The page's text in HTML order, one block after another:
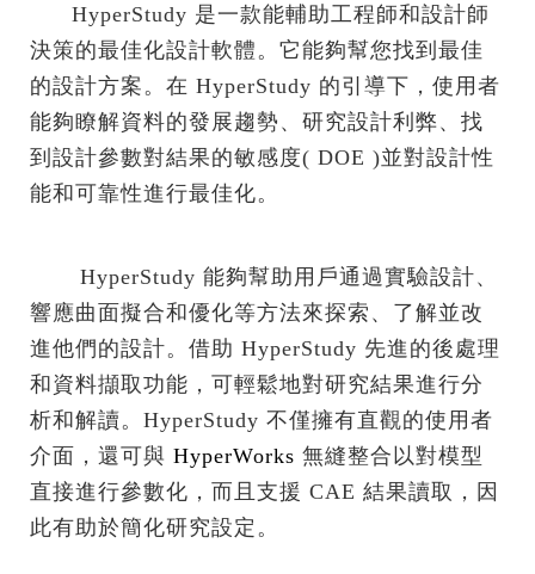
HyperStudy 是一款能輔助工程師和設計師
決策的最佳化設計軟體。它能夠幫您找到最佳
的設計方案。在 HyperStudy 的引導下，使用者
能夠瞭解資料的發展趨勢、研究設計利弊、找
到設計參數對結果的敏感度( DOE )並對設計性
能和可靠性進行最佳化。
HyperStudy 能夠幫助用戶通過實驗設計、
響應曲面擬合和優化等方法來探索、了解並改
進他們的設計。借助 HyperStudy 先進的後處理
和資料擷取功能，可輕鬆地對研究結果進行分
析和解讀。HyperStudy 不僅擁有直觀的使用者
介面，還可與 HyperWorks 無縫整合以對模型
直接進行參數化，而且支援 CAE 結果讀取，因
此有助於簡化研究設定。